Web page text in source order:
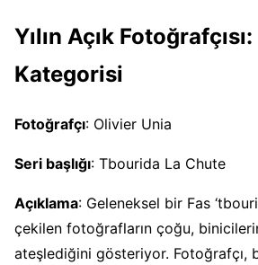
Yılın Açık
Kategorisi
Fotoğrafçı: Olivier Unia
Seri başlığı: Tbourida La Chute
Açıklama: Geleneksel bir Fas
çekilen fotoğrafların çoğu,
ateşlediğini gösteriyor. Fotoğrafçı,